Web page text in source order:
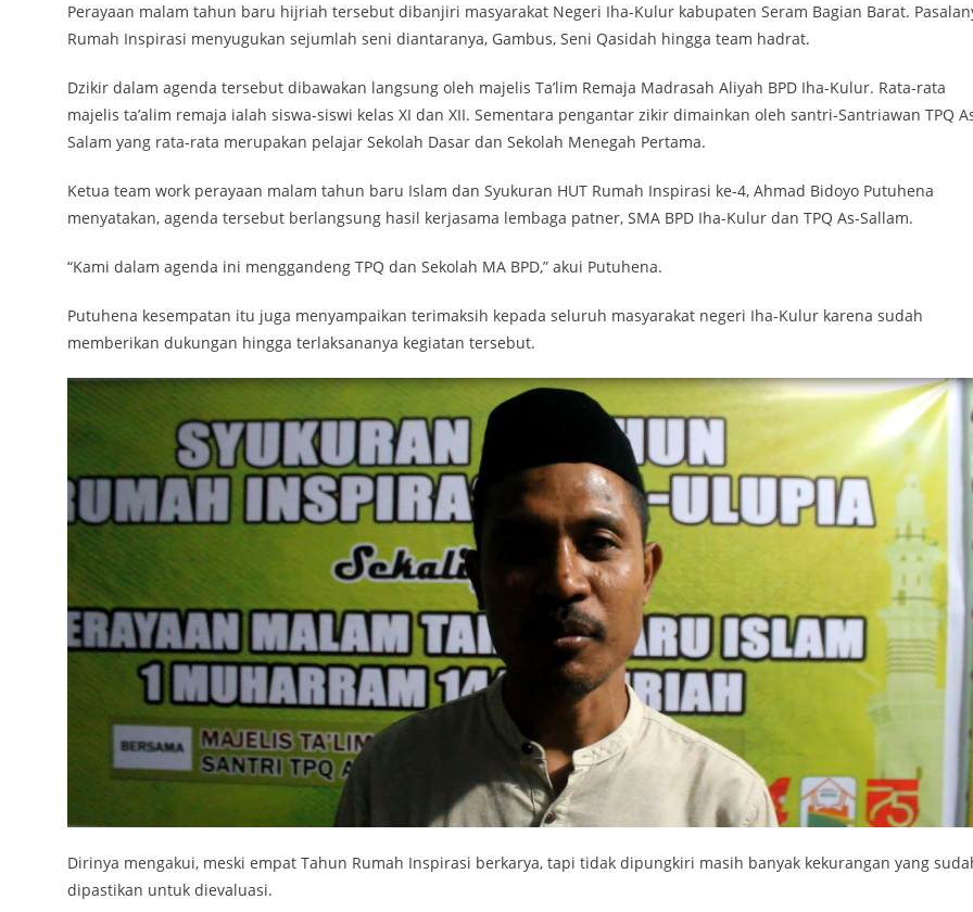
Perayaan malam tahun baru hijriah tersebut dibanjiri masyarakat Negeri Iha-Kulur kabupaten Seram Bagian Barat.
Rumah Inspirasi menyugukan sejumlah seni diantaranya, Gambus, Seni Qasidah hingga team hadrat.
Dzikir dalam agenda tersebut dibawakan langsung oleh majelis Ta’lim Remaja Madrasah Aliyah BPD Iha-Kulur. Rata-rata
majelis ta’alim remaja ialah siswa-siswi kelas XI dan XII. Sementara pengantar zikir dimainkan oleh santri-Santriawan TPQ
Salam yang rata-rata merupakan pelajar Sekolah Dasar dan Sekolah Menegah Pertama.
Ketua team work perayaan malam tahun baru Islam dan Syukuran HUT Rumah Inspirasi ke-4, Ahmad Bidoyo Putuhena
menyatakan, agenda tersebut berlangsung hasil kerjasama lembaga patner, SMA BPD Iha-Kulur dan TPQ As-Sallam.
“Kami dalam agenda ini menggandeng TPQ dan Sekolah MA BPD,” akui Putuhena.
Putuhena kesempatan itu juga menyampaikan terimaksih kepada seluruh masyarakat negeri Iha-Kulur karena sudah
memberikan dukungan hingga terlaksananya kegiatan tersebut.
Dirinya mengakui, meski empat Tahun Rumah Inspirasi berkarya, tapi tidak dipungkiri masih banyak kekurangan yang
dipastikan untuk dievaluasi.